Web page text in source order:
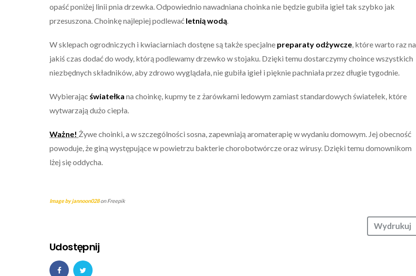
opaść poniżej linii pnia drzewka. Odpowiednio nawadniana choinka nie będzie gubiła igieł tak szybko jak
przesuszona. Choinkę najlepiej podlewać letnią wodą
W sklepach ogrodniczych i kwiaciarniach dostęne są także specjalne preparaty odżywcze , które warto raz na
jakiś czas dodać do wody, którą podlewamy drzewko w stojaku. Dzięki temu dostarczymy choince wszystkich
niezbędnych składników, aby zdrowo wyglądała, nie gubiła igieł i pięknie pachniała przez długie tygodnie.
Wybierając światełka na choinkę, kupmy te z żarówkami ledowym zamiast standardowych światełek, które
wytwarzają dużo ciepła.
Ważne! Żywe choinki, a w szczególności sosna, zapewniają aromaterapię w wydaniu domowym. Jej obecność
powoduje, że giną występujące w powietrzu bakterie chorobotwórcze oraz wirusy. Dzięki temu domownikom
lżej się oddycha.
Image by jannoon028on Freepik
Wydrukuj
Udostępnij